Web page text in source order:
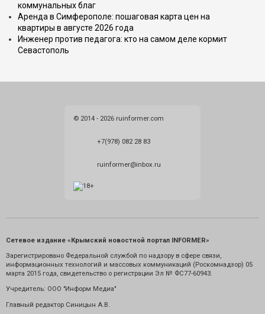
коммунальных благ
Аренда в Симферополе: пошаговая карта цен на
квартиры в августе 2026 года
Инженер против педагога: кто на самом деле кормит
Севастополь
© 2014 - 2026 ruinformer.com
+7(978) 082 28 83
ruinformer@inbox.ru
Сетевое издание «Крымский новостной портал INFORMER»
Зарегистрировано Федеральной службой по надзору в сфере связи,
информационных технологий и массовых коммуникаций (Роскомнадзор) 05
марта 2015 года, свидетельство о регистрации Эл № ФС77-60943.
Учредитель: ООО "Информ Медиа"
Главный редактор Синицын А.В.